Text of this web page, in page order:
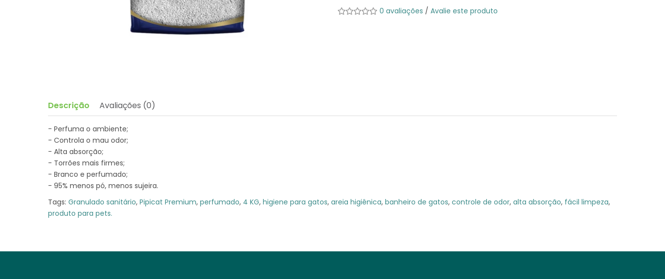
0 avaliações / Avalie este produto
Descrição Avaliações (0)
- Perfuma o ambiente;
- Controla o mau odor;
- Alta absorção;
- Torrões mais firmes;
- Branco e perfumado;
- 95% menos pó, menos sujeira.
Tags: Granulado sanitário, Pipicat Premium, perfumado, 4 KG, higiene para gatos, areia higiênica, banheiro de gatos, controle de odor, alta absorção, fácil limpeza,
produto para pets.